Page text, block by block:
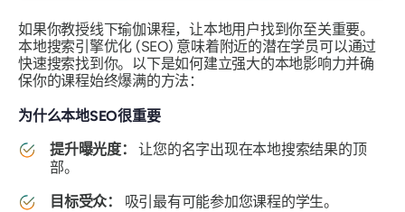
如果你教授线下瑜伽课程，让本地用户找到你至关重要。
本地搜索引擎优化 (SEO) 意味着附近的潜在学员可以通过
快速搜索找到你。以下是如何建立强大的本地影响力并确
保你的课程始终爆满的方法：
为什么本地SEO很重要
提升曝光度：
让您的名字出现在本地搜索结果的顶
部。
目标受众：
吸引最有可能参加您课程的学生。